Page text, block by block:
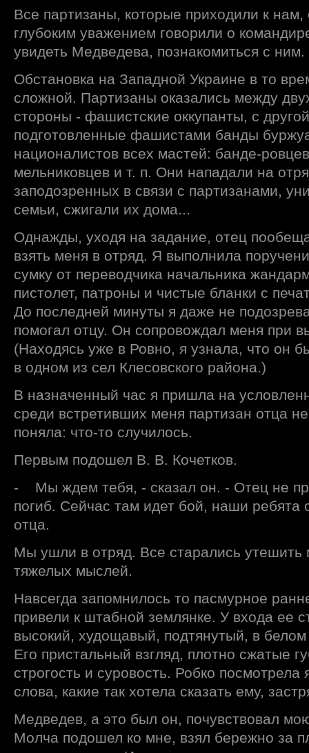
Все партизаны, которые приходили к нам,
глубоким уважением говорили о
увидеть Медведева, познакомиться с ним.
Обстановка на Западной Украине в то
сложной. Партизаны оказались между
стороны - фашистские оккупанты, с
подготовленные фашистами банды
националистов всех мастей: банде-
мельниковцев и т. п. Они нападали на
заподозренных в связи с партизанами,
семьи, сжигали их дома...
Однажды, уходя на задание, отец
взять меня в отряд. Я выполнила
сумку от переводчика начальника
пистолет, патроны и чистые бланки с
До последней минуты я даже не
помогал отцу. Он сопровождал меня при
(Находясь уже в Ровно, я узнала, что он
в одном из сел Клесовского района.)
В назначенный час я пришла на
среди встретивших меня партизан отца
поняла: что-то случилось.
Первым подошел В. В. Кочетков.
- Мы ждем тебя, - сказал он. - Отец не
погиб. Сейчас там идет бой, наши ребята
отца.
Мы ушли в отряд. Все старались утешить
тяжелых мыслей.
Навсегда запомнилось то пасмурное
привели к штабной землянке. У входа ее
высокий, худощавый, подтянутый, в
Его пристальный взгляд, плотно сжатые
строгость и суровость. Робко
слова, какие так хотела сказать ему,
Медведев, а это был он, почувствовал
Молча подошел ко мне, взял бережно за